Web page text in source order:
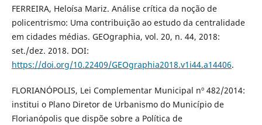
FERREIRA, Heloísa Mariz. Análise crítica da noção de
policentrismo: Uma contribuição ao estudo da centralidade
em cidades médias. GEOgraphia, vol. 20, n. 44, 2018:
set./dez. 2018. DOI:
https://doi.org/10.22409/GEOgraphia2018.v1i44.a14406.
FLORIANÓPOLIS, Lei Complementar Municipal nº 482/2014:
institui o Plano Diretor de Urbanismo do Município de
Florianópolis que dispõe sobre a Política de